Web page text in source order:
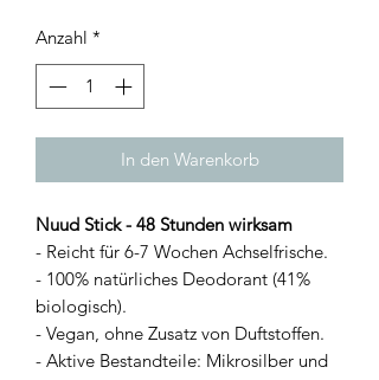
Anzahl *
In den Warenkorb
Nuud Stick - 48 Stunden wirksam
- Reicht für 6-7 Wochen Achselfrische.
- 100% natürliches Deodorant (41%
biologisch).
- Vegan, ohne Zusatz von Duftstoffen.
- Aktive Bestandteile: Mikrosilber und